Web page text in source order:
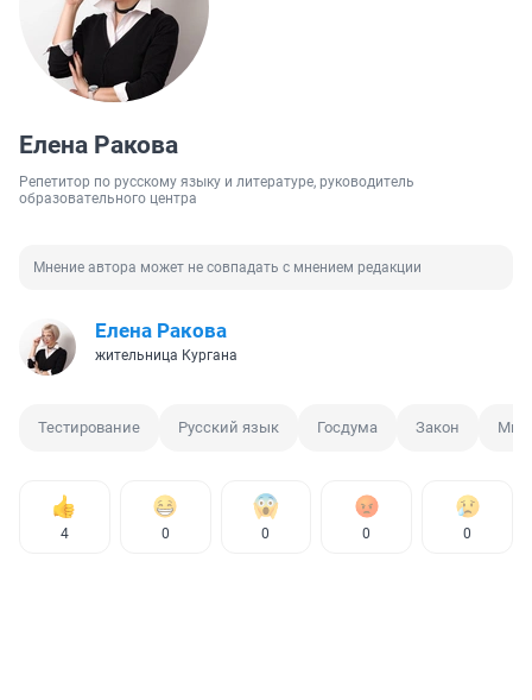
Елена Ракова
Репетитор по русскому языку и литературе, руководитель
образовательного центра
Мнение автора может не совпадать с мнением редакции
Елена Ракова
жительница Кургана
Тестирование Русский язык Госдума Закон
4 0 0 0 0